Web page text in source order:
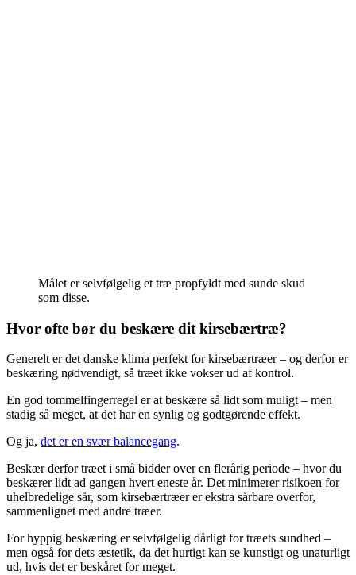
Målet er selvfølgelig et træ propfyldt med sunde skud
som disse.
Hvor ofte bør du beskære dit kirsebærtræ?
Generelt er det danske klima perfekt for kirsebærtræer – og derfor er
beskæring nødvendigt, så træet ikke vokser ud af kontrol.
En god tommelfingerregel er at beskære så lidt som muligt – men
stadig så meget, at det har en synlig og godtgørende effekt.
Og ja, det er en svær balancegang.
Beskær derfor træet i små bidder over en flerårig periode – hvor du
beskærer lidt ad gangen hvert eneste år. Det minimerer risikoen for
uhelbredelige sår, som kirsebærtræer er ekstra sårbare overfor,
sammenlignet med andre træer.
For hyppig beskæring er selvfølgelig dårligt for træets sundhed –
men også for dets æstetik, da det hurtigt kan se kunstigt og unaturligt
ud, hvis det er beskåret for meget.